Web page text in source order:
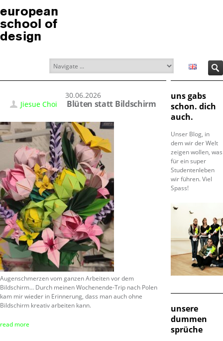
european
school of
design
30.06.2026
Jiesue Choi
Blüten statt Bildschirm
Augenschmerzen vom ganzen Arbeiten vor dem
Bildschirm… Durch meinen Wochenende-Trip nach Polen
kam mir wieder in Erinnerung, dass man auch ohne
Bildschirm kreativ arbeiten kann.
read more
uns gabs
schon. dich
auch.
Unser Blog, in
dem wir der Welt
zeigen wollen, was
für ein super
Studentenleben
wir führen. Viel
Spass!
unsere
dummen
sprüche